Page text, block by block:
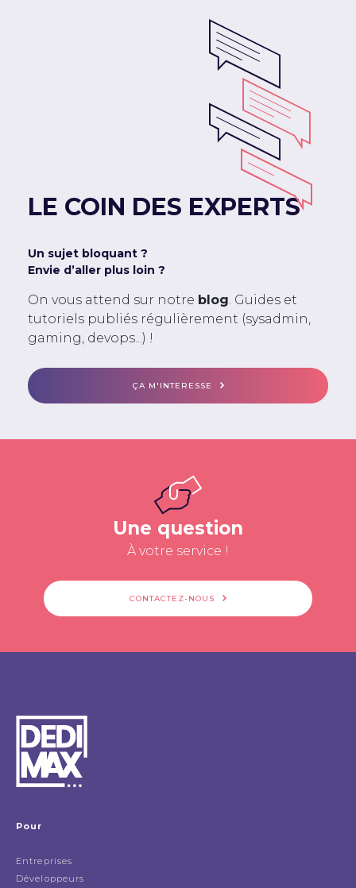
LE COIN DES EXPERTS
Un sujet bloquant ?
Envie d’aller plus loin ?
On vous attend sur notre blog . Guides et
tutoriels publiés régulièrement (sysadmin,
gaming, devops...) !
ÇA M'INTERESSE
Une question
À votre service !
CONTACTEZ-NOUS
Pour
Entreprises
Développeurs